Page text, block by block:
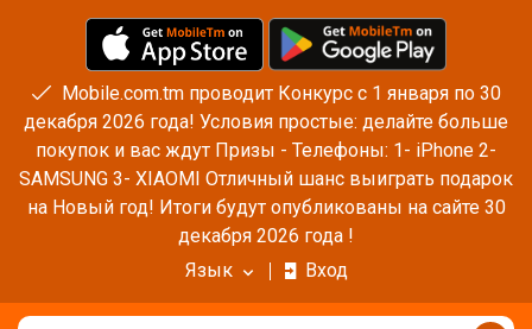
Mobile.com.tm проводит Конкурс с 1 января по 30
декабря 2026 года! Условия простые: делайте больше
покупок и вас ждут Призы - Телефоны: 1- iPhone 2-
SAMSUNG 3- XIAOMI Отличный шанс выиграть подарок
на Новый год! Итоги будут опубликованы на сайте 30
декабря 2026 года !
Язык
Вход